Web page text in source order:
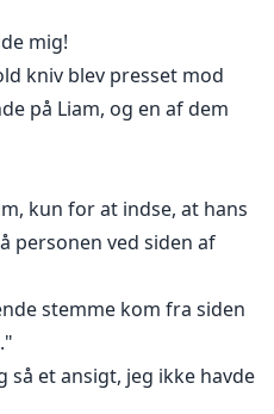
mig!
kniv blev presset mod
på Liam, og en af dem
kun for at indse, at hans
personen ved siden af
stemme kom fra siden
så et ansigt, jeg ikke havde